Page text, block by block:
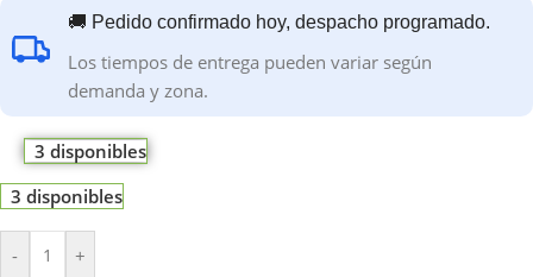
🚚 Pedido confirmado hoy, despacho programado.
Los tiempos de entrega pueden variar según
demanda y zona.
3 disponibles
3 disponibles
- +